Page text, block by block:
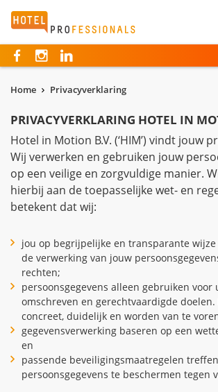
Hotelprofessionals
Home Privacyverklaring
PRIVACYVERKLARING HOTEL IN
Hotel in Motion B.V. (‘HIM’) vindt jouw
Wij verwerken en gebruiken jouw
op een veilige en zorgvuldige manier.
hierbij aan de toepasselijke wet- en
betekent dat wij:
jou op begrijpelijke en transparante
de verwerking van jouw
rechten;
persoonsgegevens alleen gebruiken
omschreven en gerechtvaardigde
concreet, duidelijk en worden van te
gegevensverwerking baseren op een
en
passende beveiligingsmaatregelen
persoonsgegevens te beschermen tegen